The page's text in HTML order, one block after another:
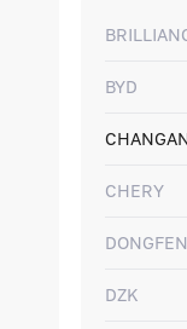
BYD
CHERY
DZK